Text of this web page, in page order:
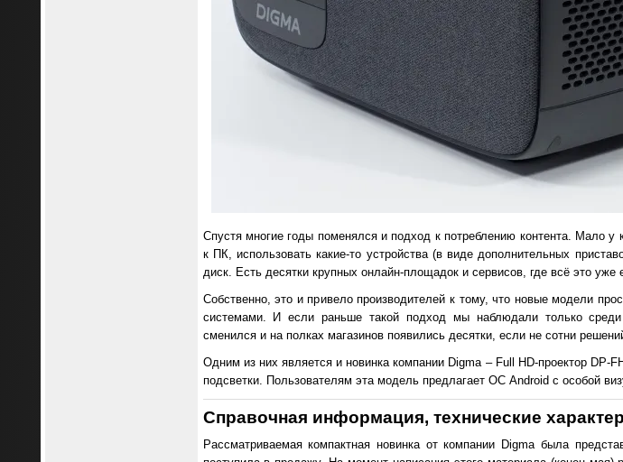
Спустя многие годы поменялся и подход к потреблению контента. Мало у
к ПК, использовать какие-то устройства (в виде дополнительных
диск. Есть десятки крупных онлайн-площадок и сервисов, где всё это уже
Собственно, это и привело производителей к тому, что новые модели
системами. И если раньше такой подход мы наблюдали только
сменился и на полках магазинов появились десятки, если не сотни
Одним из них является и новинка компании Digma – Full HD-проектор DP-
подсветки. Пользователям эта модель предлагает ОС Android с особой
Справочная информация, технические
Рассматриваемая компактная новинка от компании Digma была